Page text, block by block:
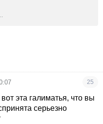
25
эта галиматья, что вы
серьезно